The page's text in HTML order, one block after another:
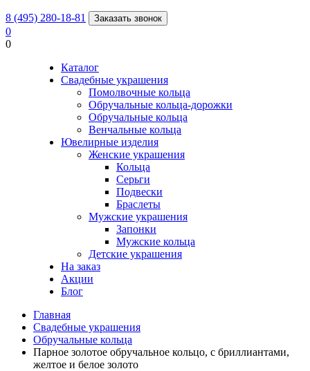
8 (495) 280-18-81 Заказать звонок
0
0
Каталог
Свадебные украшения
Помолвочные кольца
Обручальные кольца-дорожки
Обручальные кольца
Венчальные кольца
Ювелирные изделия
Женские украшения
Кольца
Серьги
Подвески
Браслеты
Мужские украшения
Запонки
Мужские кольца
Детские украшения
На заказ
Акции
Блог
Главная
Свадебные украшения
Обручальные кольца
Парное золотое обручальное кольцо, с бриллиантами,
желтое и белое золото